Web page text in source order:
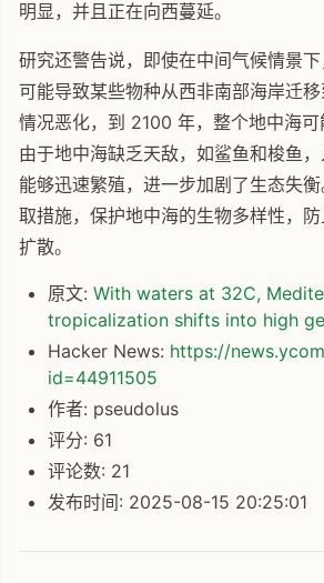
明显，并且正在向西蔓延。
研究还警告说，即使在中间气候情景
可能导致某些物种从西非南部海岸迁
情况恶化，到 2100 年，整个地中海可
由于地中海缺乏天敌，如鲨鱼和梭鱼
能够迅速繁殖，进一步加剧了生态失
取措施，保护地中海的生物多样性，
扩散。
原文: With waters at 32C,
tropicalization shifts into high
Hacker News: https://
id=44911505
作者: pseudolus
评分: 61
评论数: 21
发布时间: 2025-08-15 20:25:01